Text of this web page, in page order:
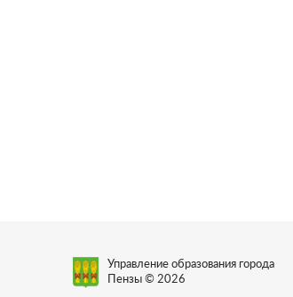
Управление образования города
Пензы © 2026